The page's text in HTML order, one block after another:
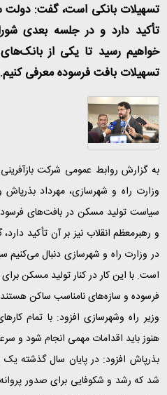
تسهیلات بانکی است، گفت: دولت
تأکید دارد و در جلسه بعدی
خواهیم رسید تا یکی از
تسهیلات بافت فرسوده معرفی کنیم.
به گزارش روابط عمومی شرکت
وزارت راه و شهرسازی، مهرداد بذرپاش
سیاست تولید مسکن در بافت‌های
و رهبرمعظم انقلاب نیز بر آن تأکید
در وزارت راه و شهرسازی دنبال
است. با این کار در کنار تولید مسکن
فرسوده و سازه‌های نامناسب ساکن
وزیر راه وشهرسازی افزود: با تمام
هنوز باید اقدامات مهمی انجام شود و
شد که رشد و شکوفایی برای صدور